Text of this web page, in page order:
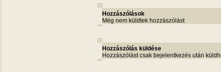
Hozzászólások
Még nem küldtek hozzászólást
Hozzászólás küldése
Hozzászólást csak bejelentkezés után